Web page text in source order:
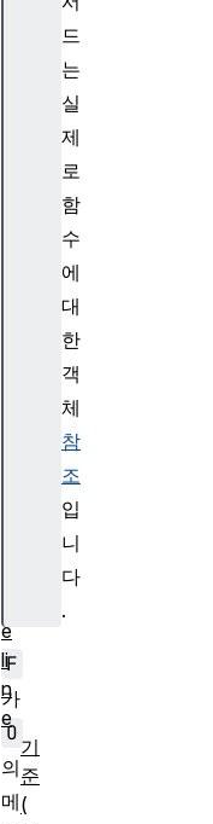
드
는
실
제
로
함
수
에
대
한
객
체
참
조
입
니
다
.
F
가
O
의
메
e
li
n
e
기
준
(